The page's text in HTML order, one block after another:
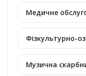
Медичне
Фізкультурно-
Музична